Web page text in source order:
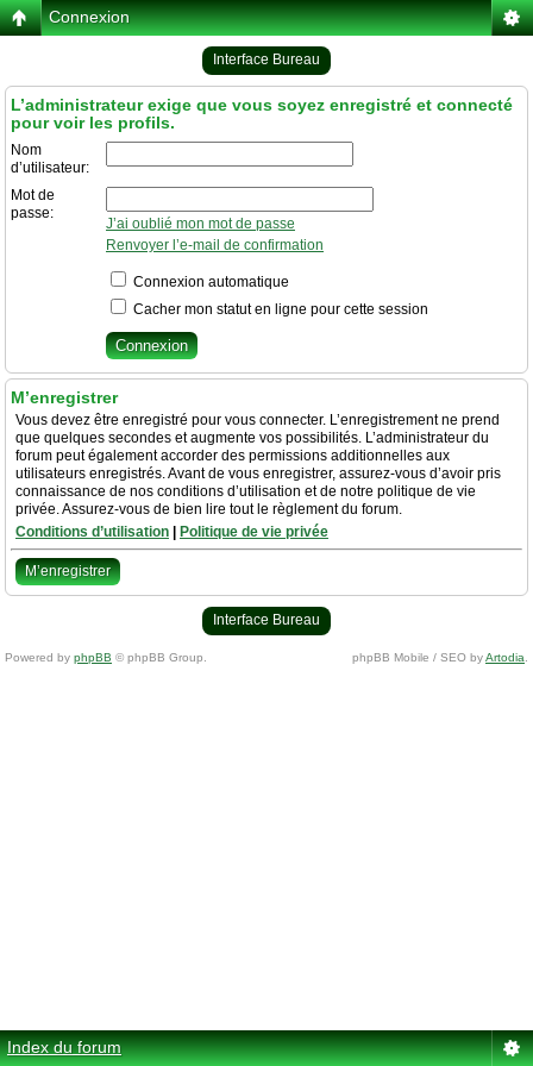
Connexion
Interface Bureau
L’administrateur exige que vous soyez enregistré et connecté
pour voir les profils.
Nom
d’utilisateur:
Mot de
passe:
J’ai oublié mon mot de passe
Renvoyer l’e-mail de confirmation
Connexion automatique
Cacher mon statut en ligne pour cette session
M’enregistrer
Vous devez être enregistré pour vous connecter. L’enregistrement ne prend
que quelques secondes et augmente vos possibilités. L’administrateur du
forum peut également accorder des permissions additionnelles aux
utilisateurs enregistrés. Avant de vous enregistrer, assurez-vous d’avoir pris
connaissance de nos conditions d’utilisation et de notre politique de vie
privée. Assurez-vous de bien lire tout le règlement du forum.
Conditions d’utilisation
Politique de vie privée
M’enregistrer
Interface Bureau
Powered by phpBB © phpBB Group. phpBB Mobile / SEO byArtodia
Index du forum